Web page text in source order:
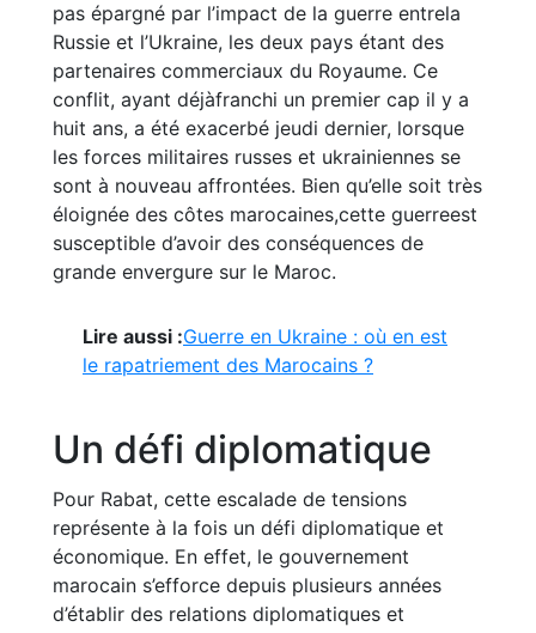
pas épargné par l’impact de la guerre entrela
Russie et l’Ukraine, les deux pays étant des
partenaires commerciaux du Royaume. Ce
conflit, ayant déjàfranchi un premier cap il y a
huit ans, a été exacerbé jeudi dernier, lorsque
les forces militaires russes et ukrainiennes se
sont à nouveau affrontées. Bien qu’elle soit très
éloignée des côtes marocaines,cette guerreest
susceptible d’avoir des conséquences de
grande envergure sur le Maroc.
Lire aussi :Guerre en Ukraine : où en est
le rapatriement des Marocains ?
Un défi diplomatique
Pour Rabat, cette escalade de tensions
représente à la fois un défi diplomatique et
économique. En effet, le gouvernement
marocain s’efforce depuis plusieurs années
d’établir des relations diplomatiques et